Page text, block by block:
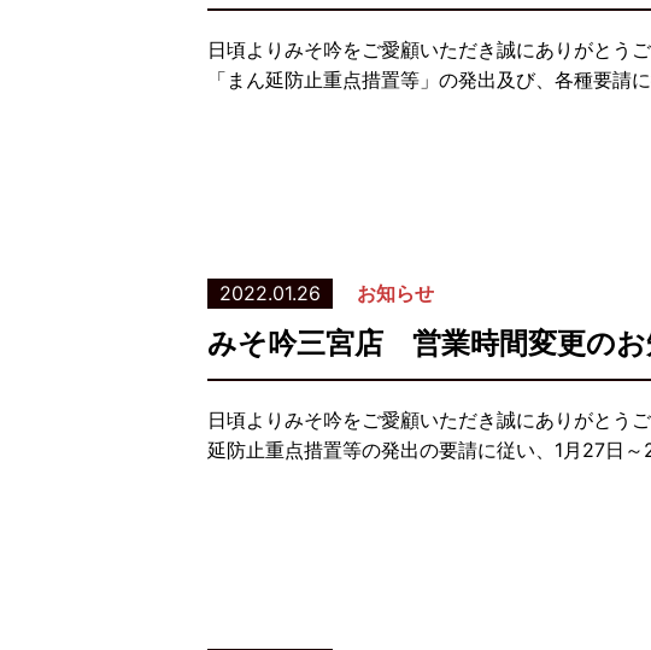
日頃よりみそ吟をご愛顧いただき誠にありがとう
「まん延防止重点措置等」の発出及び、各種要
2022.01.26 お知らせ
みそ吟三宮店 営業時間変更のお
日頃よりみそ吟をご愛顧いただき誠にありがとう
延防止重点措置等の発出の要請に従い、1月27日